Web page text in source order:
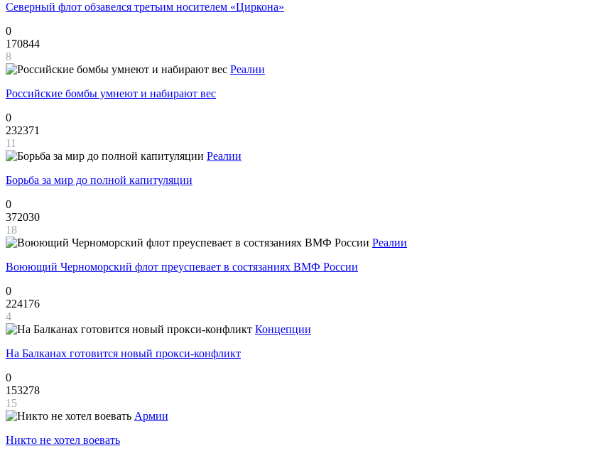
Северный флот обзавелся третьим носителем «Циркона»
0
170844
8
Реалии
Российские бомбы умнеют и набирают вес
0
232371
11
Реалии
Борьба за мир до полной капитуляции
0
372030
18
Реалии
Воюющий Черноморский флот преуспевает в состязаниях ВМФ России
0
224176
4
Концепции
На Балканах готовится новый прокси-конфликт
0
153278
15
Армии
Никто не хотел воевать